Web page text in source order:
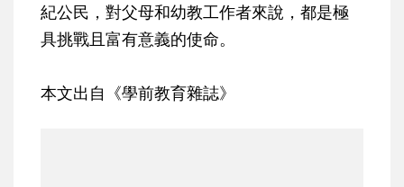
紀公民，對父母和幼教工作者來說，都是極
具挑戰且富有意義的使命。
本文出自《學前教育雜誌》